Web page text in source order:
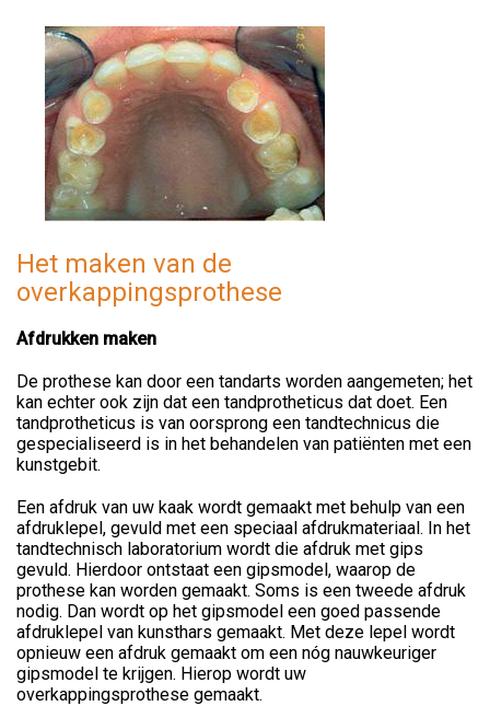
Het maken van de
overkappingsprothese
Afdrukken maken
De prothese kan door een tandarts worden aangemeten; het
kan echter ook zijn dat een tandprotheticus dat doet. Een
tandprotheticus is van oorsprong een tandtechnicus die
gespecialiseerd is in het behandelen van patiënten met een
kunstgebit.
Een afdruk van uw kaak wordt gemaakt met behulp van een
afdruklepel, gevuld met een speciaal afdrukmateriaal. In het
tandtechnisch laboratorium wordt die afdruk met gips
gevuld. Hierdoor ontstaat een gipsmodel, waarop de
prothese kan worden gemaakt. Soms is een tweede afdruk
nodig. Dan wordt op het gipsmodel een goed passende
afdruklepel van kunsthars gemaakt. Met deze lepel wordt
opnieuw een afdruk gemaakt om een nóg nauwkeuriger
gipsmodel te krijgen. Hierop wordt uw
overkappingsprothese gemaakt.